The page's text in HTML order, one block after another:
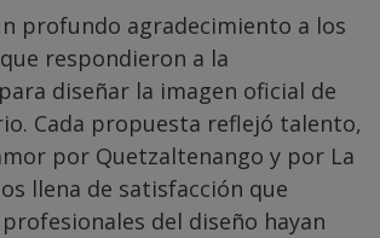
profundo agradecimiento a los
respondieron a la
diseñar la imagen oficial de
Cada propuesta reflejó talento,
por Quetzaltenango y por La
llena de satisfacción que
del diseño hayan